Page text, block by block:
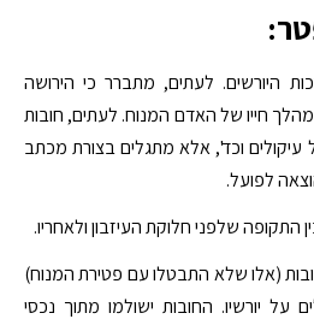
היורשים. לעתים, מתברר כי הירושה
חייו של האדם המנוח. לעתים, חובות
וכד', אלא מתגלים בצורת מכתב
לפועל.
התקופה שלפני חלוקת העיזבון ולאחריו.
(אלו שלא התבטלו עם פטירת המנוח)
על יורשיו. החובות ישולמו מתוך נכסי